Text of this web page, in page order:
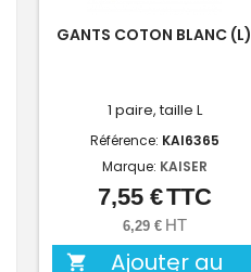
GANTS COTON BLANC (L)
1 paire, taille L
Référence: KAI6365
Marque: KAISER
Prix
7,55 €TTC
6,29 € HT
 Ajouter au